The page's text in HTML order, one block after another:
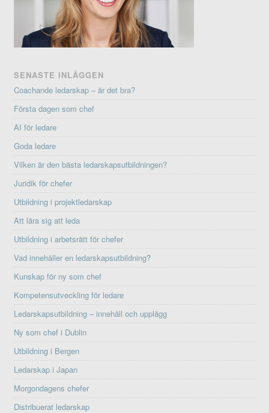
SENASTE INLÄGGEN
Coachande ledarskap – är det bra?
Första dagen som chef
AI för ledare
Goda ledare
Vilken är den bästa ledarskapsutbildningen?
Juridik för chefer
Utbildning i projektledarskap
Att lära sig att leda
Utbildning i arbetsrätt för chefer
Vad innehåller en ledarskapsutbildning?
Kunskap för ny som chef
Kompetensutveckling för ledare
Ledarskapsutbildning – innehåll och upplägg
Ny som chef i Dublin
Utbildning i Bergen
Ledarskap i Japan
Morgondagens chefer
Distribuerat ledarskap